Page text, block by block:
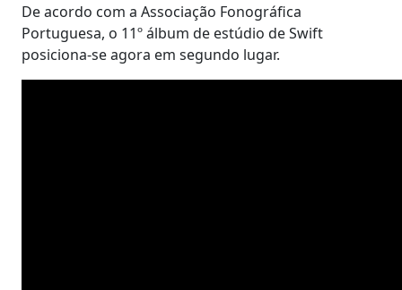
De acordo com a Associação Fonográfica
Portuguesa, o 11º álbum de estúdio de Swift
posiciona-se agora em segundo lugar.